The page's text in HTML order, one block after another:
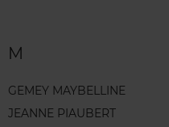
M
GEMEY MAYBELLINE
JEANNE PIAUBERT